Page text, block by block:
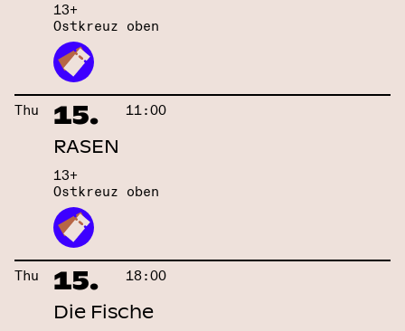
13+
Ostkreuz oben
Thu 15. 11:00
RASEN
13+
Ostkreuz oben
Thu 15. 18:00
Die Fische